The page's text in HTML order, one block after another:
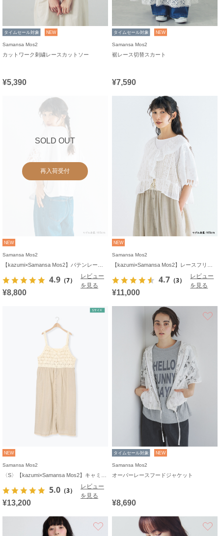
タイムセール対象 NEW
Samansa Mos2
カットワーク刺繍レースカットソー
¥5,390
タイムセール対象 NEW
Samansa Mos2
裾レース切替スカート
¥7,590
SOLD OUT
再入荷受付
NEW
Samansa Mos2
4.9 （7）
レビュー
を見る
¥8,800
NEW
Samansa Mos2
4.7 （3）
レビュー
を見る
¥11,000
NEW
Samansa Mos2
5.0 （3）
レビュー
を見る
¥13,200
タイムセール対象 NEW
Samansa Mos2
オーバーレースフードジャケット
¥8,690